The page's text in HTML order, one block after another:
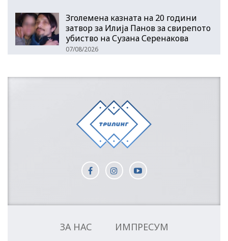
Зголемена казната на 20 години
затвор за Илија Панов за свирепото
убиство на Сузана Серенакова
07/08/2026
ЗА НАС
ИМПРЕСУМ